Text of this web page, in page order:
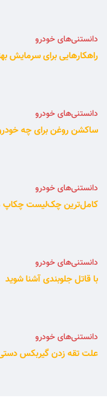
دانستنی‌های خودرو
راهکارهایی برای سرمایش
دانستنی‌های خودرو
ساکشن روغن برای چه
دانستنی‌های خودرو
کامل‌ترین چک‌لیست چکاپ
دانستنی‌های خودرو
با قاتل جلوبندی آشنا شوید
دانستنی‌های خودرو
علت تقه زدن گیربکس دستی